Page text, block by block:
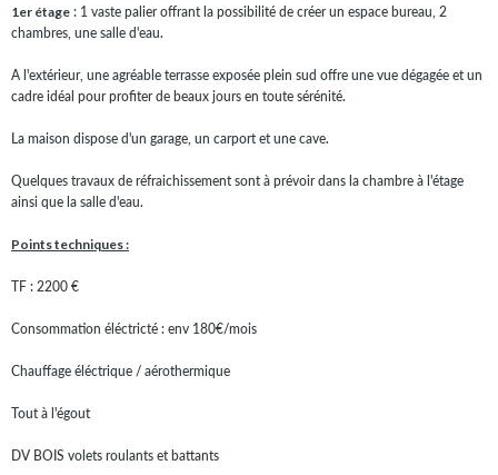
1er étage : 1 vaste palier offrant la possibilité de créer un espace bureau, 2
chambres, une salle d'eau.
A l'extérieur, une agréable terrasse exposée plein sud offre une vue dégagée et un
cadre idéal pour profiter de beaux jours en toute sérénité.
La maison dispose d'un garage, un carport et une cave.
Quelques travaux de réfraichissement sont à prévoir dans la chambre à l'étage
ainsi que la salle d'eau.
Points techniques :
TF : 2200 €
Consommation éléctricté : env 180€/mois
Chauffage éléctrique / aérothermique
Tout à l'égout
DV BOIS volets roulants et battants